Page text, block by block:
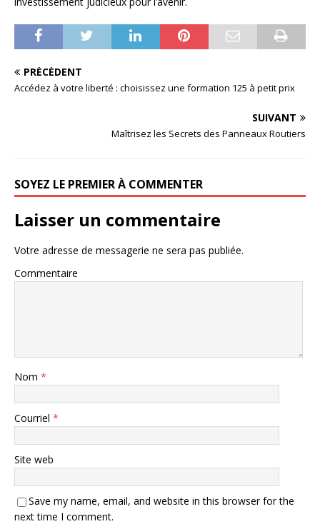
PRÉCÉDENT
Accédez à votre liberté : choisissez une formation 125 à petit prix
SUIVANT
Maîtrisez les Secrets des Panneaux Routiers
SOYEZ LE PREMIER À COMMENTER
Laisser un commentaire
Votre adresse de messagerie ne sera pas publiée.
Commentaire
Nom *
Courriel *
Site web
Save my name, email, and website in this browser for the
next time I comment.